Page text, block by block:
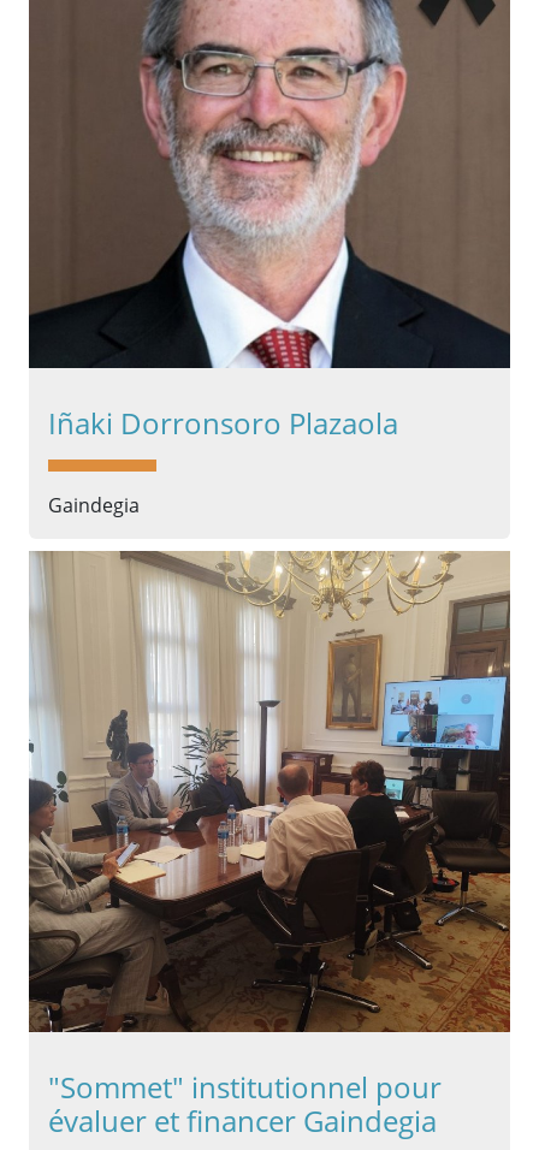
Iñaki Dorronsoro Plazaola
Gaindegia
"Sommet" institutionnel pour
évaluer et financer Gaindegia